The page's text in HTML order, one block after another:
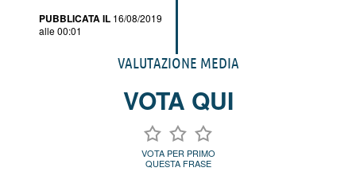
PUBBLICATA IL 16/08/2019
alle 00:01
VALUTAZIONE MEDIA
VOTA QUI
VOTA PER PRIMO
QUESTA FRASE